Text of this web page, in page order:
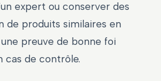
expert ou conserver des
de produits similaires en
preuve de bonne foi
cas de contrôle.